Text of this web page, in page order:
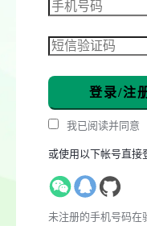
登录/注
我已阅读并同意
或使用以下帐号直接
未注册的手机号码在